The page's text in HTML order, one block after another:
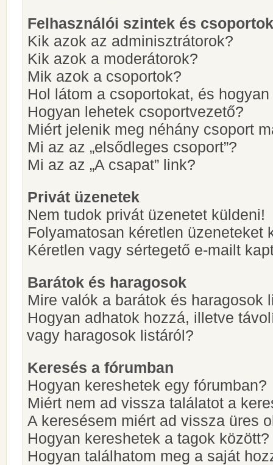
Felhasználói szintek és csoportok
Kik azok az adminisztrátorok?
Kik azok a moderátorok?
Mik azok a csoportok?
Hol látom a csoportokat, és
Hogyan lehetek csoportvezető?
Miért jelenik meg néhány csoport
Mi az az „elsődleges csoport”?
Mi az az „A csapat” link?
Privát üzenetek
Nem tudok privát üzenetet küldeni!
Folyamatosan kéretlen üzeneteket
Kéretlen vagy sértegető e-mailt
Barátok és haragosok
Mire valók a barátok és haragosok
Hogyan adhatok hozzá, illetve
vagy haragosok listáról?
Keresés a fórumban
Hogyan kereshetek egy fórumban?
Miért nem ad vissza találatot a
A keresésem miért ad vissza üres
Hogyan kereshetek a tagok között?
Hogyan találhatom meg a saját